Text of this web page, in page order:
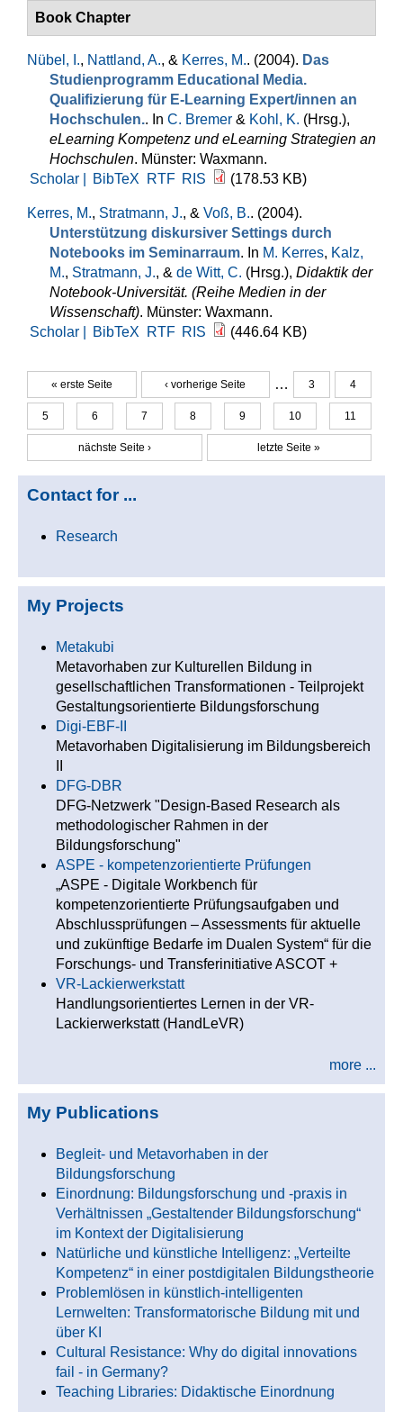
Book Chapter
Nübel, I., Nattland, A., & Kerres, M.. (2004). Das
Studienprogramm Educational Media.
Qualifizierung für E-Learning Expert/innen an
Hochschulen.. In C. Bremer & Kohl, K. (Hrsg.),
eLearning Kompetenz und eLearning Strategien an
Hochschulen. Münster: Waxmann.
Scholar |
BibTeX RTF RIS (178.53 KB)
Kerres, M., Stratmann, J., & Voß, B.. (2004).
Unterstützung diskursiver Settings durch
Notebooks im Seminarraum. In M. Kerres, Kalz,
M., Stratmann, J., & de Witt, C. (Hrsg.), Didaktik der
Notebook-Universität. (Reihe Medien in der
Wissenschaft). Münster: Waxmann.
Scholar |
BibTeX RTF RIS (446.64 KB)
Seiten
« erste Seite ‹ vorherige Seite … 3 4
5 6 7 8 9 10 11
nächste Seite › letzte Seite »
Contact for ...
Research
My Projects
Metakubi
Metavorhaben zur Kulturellen Bildung in
gesellschaftlichen Transformationen - Teilprojekt
Gestaltungsorientierte Bildungsforschung
Digi-EBF-II
Metavorhaben Digitalisierung im Bildungsbereich
DFG-DBR
DFG-Netzwerk "Design-Based Research als
methodologischer Rahmen in der
Bildungsforschung"
ASPE - kompetenzorientierte Prüfungen
„ASPE - Digitale Workbench für
kompetenzorientierte Prüfungsaufgaben und
Abschlussprüfungen – Assessments für aktuelle
und zukünftige Bedarfe im Dualen System“ für die
Forschungs- und Transferinitiative ASCOT +
VR-Lackierwerkstatt
Handlungsorientiertes Lernen in der VR-
Lackierwerkstatt (HandLeVR)
more ...
My Publications
Begleit- und Metavorhaben in der
Bildungsforschung
Einordnung: Bildungsforschung und -praxis in
Verhältnissen „Gestaltender Bildungsforschung“
im Kontext der Digitalisierung
Natürliche und künstliche Intelligenz: „Verteilte
Kompetenz“ in einer postdigitalen Bildungstheorie
Problemlösen in künstlich-intelligenten
Lernwelten: Transformatorische Bildung mit und
über KI
Cultural Resistance: Why do digital innovations
fail - in Germany?
Teaching Libraries: Didaktische Einordnung